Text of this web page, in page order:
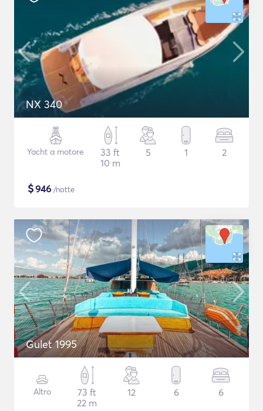
NX 340
Yacht a motore
33 ft
10 m
5 1 2
$946 /notte
Gulet 1995
Altro
73 ft
22 m
12 6 6